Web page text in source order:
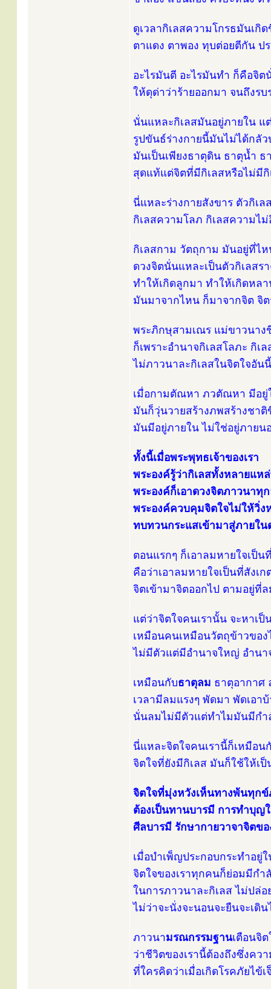
ดูเวลากิเลสความโกรธมันเกิ
ตาแดง ตาพอง ทุบต่อยตีกัน ป
อะไรมันตี อะไรมันทำ ก็คือจิ
ให้ดุด่าว่าร้ายออกมา จนถึงร
นั่นแหละกิเลสมันอยู่ภายใน
รูปขันธ์ร่างกายนี้มันไม่ได้กลั
มันเป็นเพียงธาตุดิน ธาตุน้ำ
สุดแท้แต่จิตที่มีกิเลสหรือไม่มี
นี่แหละร่างกายสังขาร ตัวกิเ
กิเลสความโลภ กิเลสความไ
กิเลสกาม วัตถุกาม มันอยู่ที่ไ
ดวงจิตนั่นแหละเป็นตัวกิเลส
ทำให้เกิดลูกมา ทำให้เกิดหล
มันมาจากไหน ก็มาจากจิต จิ
พระภิกษุสามเณร แม่ขาวนาง
ก็เพราะอำนาจกิเลสโลภะ กิเ
ไม่ภาวนาละกิเลสในจิตใจอัน
เมื่อกามตัณหา ภวตัณหา มีอยู่
มันก็วุ่นวายสร้างภพสร้างชา
มันมีอยู่ภายใน ไม่ใช่อยู่ภายน
ทั้งนี้เมื่อพระพุทธเจ้าของเรา
พระองค์รู้ว่ากิเลสทั้งหลายแห
พระองค์ก็เอาดวงจิตภาวนาทุ
พระองค์ควบคุมจิตใจไม่ให้วิ่ง
ทบทวนกระแสเข้ามาสู่ภายใน
ตอนแรกๆ ก็เอาลมหายใจเป็น
คือว่าเอาลมหายใจเป็นที่สังเ
จิตเข้ามาจิตออกไป ตามอยู่ที่
แต่ว่าจิตใจคนเรานั้น จะหาเป็
เหมือนคนเหมือนวัตถุข้าวขอ
ไม่มีตัวแต่มีอำนาจใหญ่ อำน
เหมือนกับธาตุลม ธาตุอากาศ
เวลามีลมแรงๆ พัดมา พัดเอา
นั่นลมไม่มีตัวแต่ทำไมมันมีกำ
นี่แหละจิตใจคนเรานี้ก็เหมือน
จิตใจที่ยังมีกิเลส มันก็ใช้ให้เ
จิตใจที่มุ่งหวังเห็นทางพ้นทุก
ต้องเป็นทานบารมี การทำบุญ
ศีลบารมี รักษากายวาจาจิตข
เมื่อบำเพ็ญประกอบกระทำอยู่
จิตใจของเราทุกคนก็ย่อมมีกำ
ในการภาวนาละกิเลส ไม่ปล่
ไม่ว่าจะนั่งจะนอนจะยืนจะเดิ
ภาวนามรณกรรมฐานเตือนจิ
ว่าชีวิตของเรานี้ต้องถึงซึ่งคว
ที่ใครคิดว่าเมื่อเกิดโรคภัยไข้